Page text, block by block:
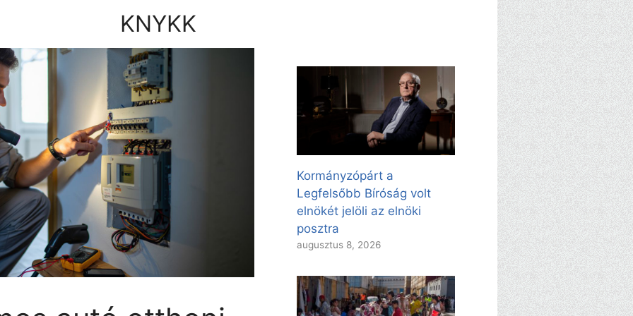
KNYKK
Kormányzópárt a
Legfelsőbb Bíróság volt
elnökét jelöli az elnöki
posztra
augusztus 8, 2026